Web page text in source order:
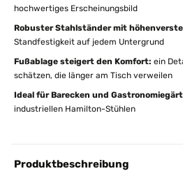
hochwertiges Erscheinungsbild
Robuster Stahlständer mit
Standfestigkeit auf jedem Untergrund
Fußablage steigert den Komfort: ein
schätzen, die länger am Tisch verweilen
Ideal für Barecken und
industriellen Hamilton-Stühlen
Produktbeschreibung